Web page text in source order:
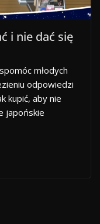
i nie dać się
młodych
odpowiedzi
kupić, aby nie
japońskie